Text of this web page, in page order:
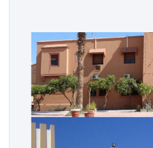
الانتخابية المنتظرة، في إطار
والانتقال من الوعود